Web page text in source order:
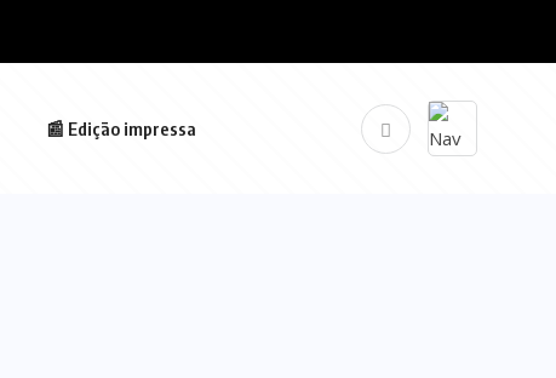
📰 Edição impressa